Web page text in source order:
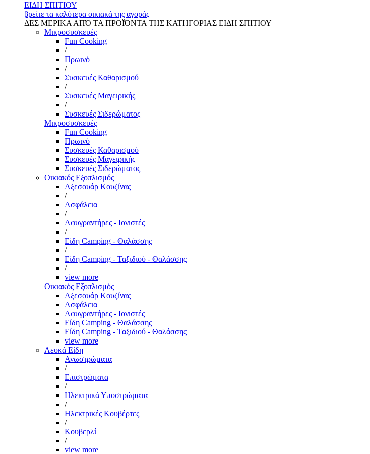
ΕΙΔΗ ΣΠΙΤΙΟΥ
βρείτε τα καλύτερα οικιακά της αγοράς
ΔΕΣ ΜΕΡΙΚΑ ΑΠΌ ΤΑ ΠΡΟΪΌΝΤΑ ΤΗΣ ΚΑΤΗΓΟΡΙΑΣ ΕΙΔΗ ΣΠΙΤΙΟΥ
Μικροσυσκευές
Fun Cooking
/
Πρωινό
/
Συσκευές Καθαρισμού
/
Συσκευές Μαγειρικής
/
Συσκευές Σιδερώματος
Μικροσυσκευές
Fun Cooking
Πρωινό
Συσκευές Καθαρισμού
Συσκευές Μαγειρικής
Συσκευές Σιδερώματος
Οικιακός Εξοπλισμός
Αξεσουάρ Κουζίνας
/
Ασφάλεια
/
Αφυγραντήρες - Ιονιστές
/
Είδη Camping - Θαλάσσης
/
Είδη Camping - Ταξιδιού - Θαλάσσης
/
view more
Οικιακός Εξοπλισμός
Αξεσουάρ Κουζίνας
Ασφάλεια
Αφυγραντήρες - Ιονιστές
Είδη Camping - Θαλάσσης
Είδη Camping - Ταξιδιού - Θαλάσσης
view more
Λευκά Είδη
Ανωστρώματα
/
Επιστρώματα
/
Ηλεκτρικά Υποστρώματα
/
Ηλεκτρικές Κουβέρτες
/
Κουβερλί
/
view more